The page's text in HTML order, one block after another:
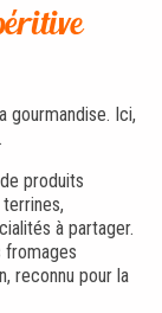
gourmandise. Ici,
produits
à partager.
fromages
reconnu pour la